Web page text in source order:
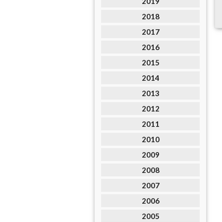
2018
2017
2016
2015
2014
2013
2012
2011
2010
2009
2008
2007
2006
2005